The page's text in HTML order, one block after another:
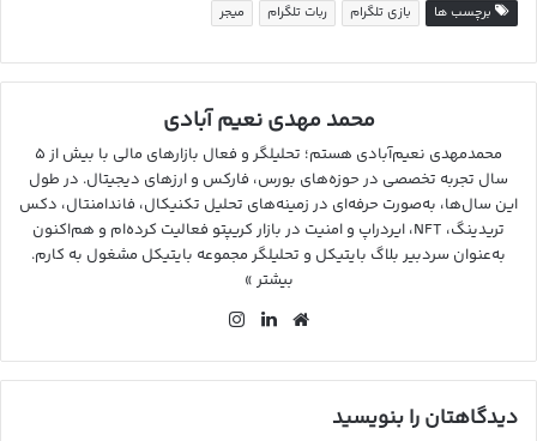
برچسب ها بازی تلگرام ربات تلگرام میجر
محمد مهدی نعیم آبادی
محمدمهدی نعیم‌آبادی هستم؛ تحلیلگر و فعال بازارهای مالی با بیش از ۵
سال تجربه تخصصی در حوزه‌های بورس، فارکس و ارزهای دیجیتال. در طول
این سال‌ها، به‌صورت حرفه‌ای در زمینه‌های تحلیل تکنیکال، فاندامنتال، دکس
تریدینگ، NFT، ایردراپ و امنیت در بازار کریپتو فعالیت کرده‌ام و هم‌اکنون
به‌عنوان سردبیر بلاگ بایتیکل و تحلیلگر مجموعه بایتیکل مشغول به کارم.
بیشتر »
وب
ت
لین
ین گرا
دیدگاهتان را بنویسید